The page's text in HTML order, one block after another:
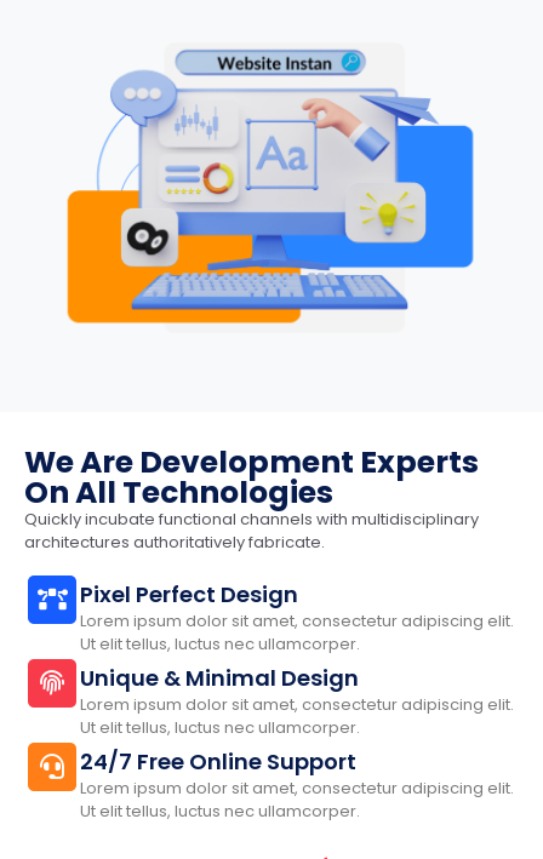
We Are Development Experts
On All Technologies
Quickly incubate functional channels with multidisciplinary
architectures authoritatively fabricate.
Pixel Perfect Design
Lorem ipsum dolor sit amet, consectetur adipiscing elit.
Ut elit tellus, luctus nec ullamcorper.
Unique & Minimal Design
Lorem ipsum dolor sit amet, consectetur adipiscing elit.
Ut elit tellus, luctus nec ullamcorper.
24/7 Free Online Support
Lorem ipsum dolor sit amet, consectetur adipiscing elit.
Ut elit tellus, luctus nec ullamcorper.